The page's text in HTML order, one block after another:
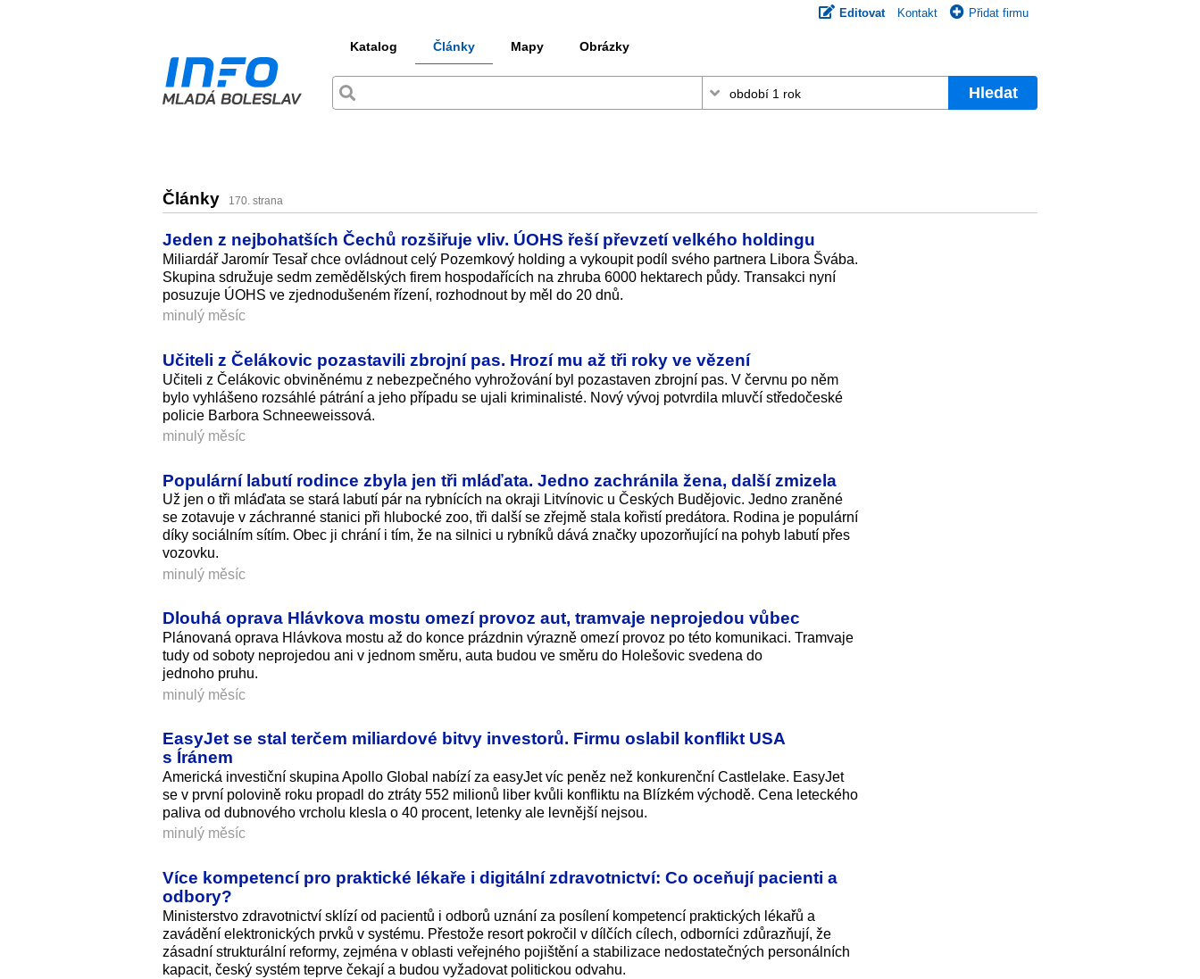
Editovat Kontakt Přidat firmu
Katalog Články Mapy Obrázky
Hledat
Články 170. strana
Jeden z nejbohatších Čechů rozšiřuje vliv. ÚOHS řeší převzetí velkého holdingu
Miliardář Jaromír Tesař chce ovládnout celý Pozemkový holding a vykoupit podíl svého partnera Libora Švába.
Skupina sdružuje sedm zemědělských firem hospodařících na zhruba 6000 hektarech půdy. Transakci nyní
posuzuje ÚOHS ve zjednodušeném řízení, rozhodnout by měl do 20 dnů.
minulý měsíc
Učiteli z Čelákovic pozastavili zbrojní pas. Hrozí mu až tři roky ve vězení
Učiteli z Čelákovic obviněnému z nebezpečného vyhrožování byl pozastaven zbrojní pas. V červnu po něm
bylo vyhlášeno rozsáhlé pátrání a jeho případu se ujali kriminalisté. Nový vývoj potvrdila mluvčí středočeské
policie Barbora Schneeweissová.
minulý měsíc
Populární labutí rodince zbyla jen tři mláďata. Jedno zachránila žena, další zmizela
Už jen o tři mláďata se stará labutí pár na rybnících na okraji Litvínovic u Českých Budějovic. Jedno zraněné
se zotavuje v záchranné stanici při hlubocké zoo, tři další se zřejmě stala kořistí predátora. Rodina je populární
díky sociálním sítím. Obec ji chrání i tím, že na silnici u rybníků dává značky upozorňující na pohyb labutí přes
vozovku.
minulý měsíc
Dlouhá oprava Hlávkova mostu omezí provoz aut, tramvaje neprojedou vůbec
Plánovaná oprava Hlávkova mostu až do konce prázdnin výrazně omezí provoz po této komunikaci. Tramvaje
tudy od soboty neprojedou ani v jednom směru, auta budou ve směru do Holešovic svedena do
jednoho pruhu.
minulý měsíc
EasyJet se stal terčem miliardové bitvy investorů. Firmu oslabil konflikt USA
s Íránem
Americká investiční skupina Apollo Global nabízí za easyJet víc peněz než konkurenční Castlelake. EasyJet
se v první polovině roku propadl do ztráty 552 milionů liber kvůli konfliktu na Blízkém východě. Cena leteckého
paliva od dubnového vrcholu klesla o 40 procent, letenky ale levnější nejsou.
minulý měsíc
Více kompetencí pro praktické lékaře i digitální zdravotnictví: Co oceňují pacienti a
odbory?
Ministerstvo zdravotnictví sklízí od pacientů i odborů uznání za posílení kompetencí praktických lékařů a
zavádění elektronických prvků v systému. Přestože resort pokročil v dílčích cílech, odborníci zdůrazňují, že
zásadní strukturální reformy, zejména v oblasti veřejného pojištění a stabilizace nedostatečných personálních
kapacit, český systém teprve čekají a budou vyžadovat politickou odvahu.